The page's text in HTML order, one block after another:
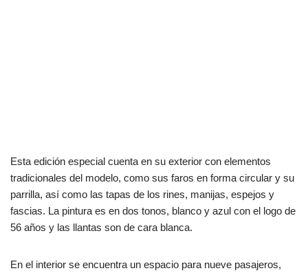
Esta edición especial cuenta en su exterior con elementos
tradicionales del modelo, como sus faros en forma circular y su
parrilla, así como las tapas de los rines, manijas, espejos y
fascias. La pintura es en dos tonos, blanco y azul con el logo de
56 años y las llantas son de cara blanca.
En el interior se encuentra un espacio para nueve pasajeros,